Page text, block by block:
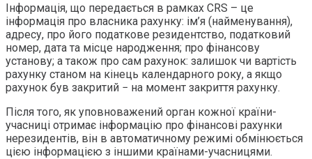
Інформація, що передається в рамках CRS – це
інформація про власника рахунку: ім’я (найменування),
адресу, про його податкове резидентство, податковий
номер, дата та місце народження; про фінансову
установу; а також про сам рахунок: залишок чи вартість
рахунку станом на кінець календарного року, а якщо
рахунок був закритий − на момент закриття рахунку.
Після того, як уповноважений орган кожної країни-
учасниці отримає інформацію про фінансові рахунки
нерезидентів, він в автоматичному режимі обмінюється
цією інформацією з іншими країнами-учасницями.